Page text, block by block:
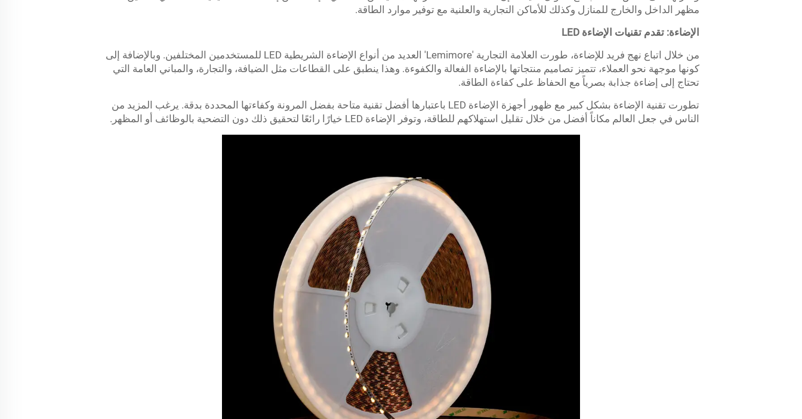
مظهر الداخل والخارج للمنازل وكذلك للأماكن التجارية والعلنية مع توفير موارد الطاقة.
الإضاءة: تقدم تقنيات الإضاءة LED
من خلال اتباع نهج فريد للإضاءة، طورت العلامة التجارية 'Lemimore' العديد من أنواع الإضاءة الشريطية LED للمستخدمين المختلفين. وبالإضافة إلى
كونها موجهة نحو العملاء، تتميز تصاميم منتجاتها بالإضاءة الفعالة والكفوءة. وهذا ينطبق على القطاعات مثل الضيافة، والتجارة، والمباني العامة التي
تحتاج إلى إضاءة جذابة بصرياً مع الحفاظ على كفاءة الطاقة.
تطورت تقنية الإضاءة بشكل كبير مع ظهور أجهزة الإضاءة LED باعتبارها أفضل تقنية متاحة بفضل المرونة وكفاءتها المحددة بدقة. يرغب المزيد من
الناس في جعل العالم مكاناً أفضل من خلال تقليل استهلاكهم للطاقة، وتوفر الإضاءة LED خيارًا رائعًا لتحقيق ذلك دون التضحية بالوظائف أو المظهر.